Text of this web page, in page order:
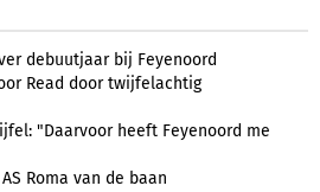
debuutjaar bij Feyenoord
Read door twijfelachtig
"Daarvoor heeft Feyenoord me
Roma van de baan